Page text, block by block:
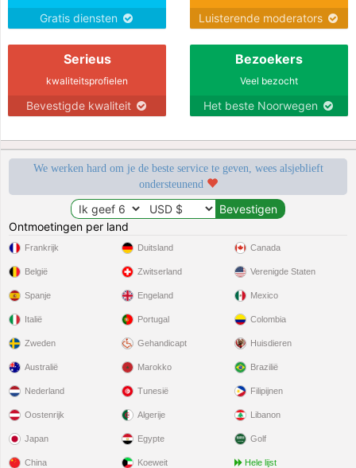
Gratis diensten Luisterende moderators
Serieus
kwaliteitsprofielen
Bevestigde kwaliteit
Bezoekers
Veel bezocht
Het beste Noorwegen
We werken hard om je de beste service te geven, wees alsjeblieft
ondersteunend
Ontmoetingen per land
Frankrijk
België
Spanje
Italië
Zweden
Duitsland
Zwitserland
Engeland
Portugal
Gehandicapt
Canada
Verenigde Staten
Mexico
Colombia
Huisdieren
Australië
Nederland
Oostenrijk
Japan
China
Marokko
Tunesië
Algerije
Egypte
Koeweit
Brazilië
Filipijnen
Libanon
Golf
Hele lijst